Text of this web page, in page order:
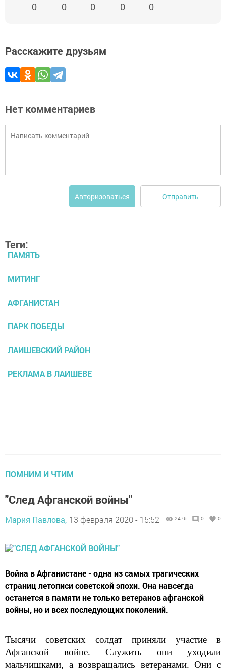
0 0 0 0 0
Расскажите друзьям
Нет комментариев
Авторизоваться Отправить
Теги:
ПАМЯТЬ
МИТИНГ
АФГАНИСТАН
ПАРК ПОБЕДЫ
ЛАИШЕВСКИЙ РАЙОН
РЕКЛАМА В ЛАИШЕВЕ
ПОМНИМ И ЧТИМ
"След Афганской войны"
Мария Павлова, 13 февраля 2020 - 15:52 2476 0 0
Война в Афганистане - одна из самых трагических
страниц летописи советской эпохи. Она навсегда
останется в памяти не только ветеранов афганской
войны, но и всех последующих поколений.
Тысячи советских солдат приняли участие в
Афганской войне. Служить они уходили
мальчишками, а возвращались ветеранами. Они с